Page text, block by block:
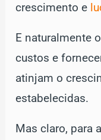
crescimento e
E naturalmente
custos e
atinjam o
estabelecidas.
Mas claro, para